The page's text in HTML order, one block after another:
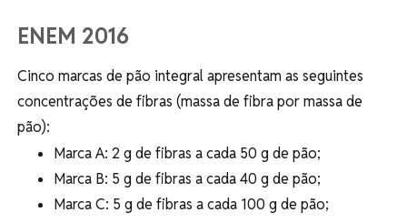
ENEM 2016
Cinco marcas de pão integral apresentam as seguintes
concentrações de fibras (massa de fibra por massa de
pão):
Marca A: 2 g de fibras a cada 50 g de pão;
Marca B: 5 g de fibras a cada 40 g de pão;
Marca C: 5 g de fibras a cada 100 g de pão;